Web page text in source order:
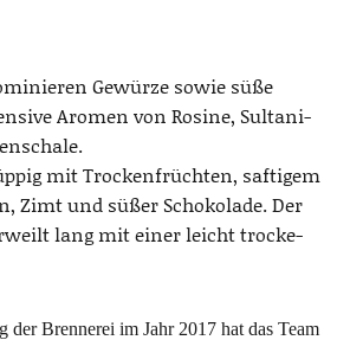
Gewür­ze sowie süße
Aro­men von Rosi­ne, Sul­ta­ni­
mit Tro­cken­früch­ten, saf­ti­gem
Zimt und süßer Scho­ko­la­de. Der
lang mit einer leicht tro­cke­
der Bren­ne­rei im Jahr 2017 hat das Team